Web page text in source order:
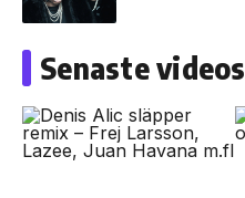
Senaste videos